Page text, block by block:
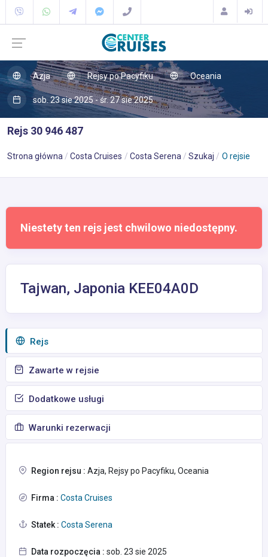
Azja Rejsy po Pacyfiku Oceania
sob. 23 sie 2025 - śr. 27 sie 2025
Rejs 30 946 487
Strona główna Costa Cruises Costa Serena Szukaj O rejsie
Niestety ten rejs jest chwilowo niedostępny.
Tajwan, Japonia KEE04A0D
Rejs
Zawarte w rejsie
Dodatkowe usługi
Warunki rezerwacji
Region rejsu : Azja, Rejsy po Pacyfiku, Oceania
Firma : Costa Cruises
Statek : Costa Serena
Data rozpoczęcia : sob. 23 sie 2025